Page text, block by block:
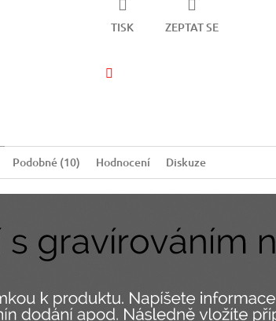
TISK ZEPTAT SE
Podobné (10) Hodnocení Diskuze